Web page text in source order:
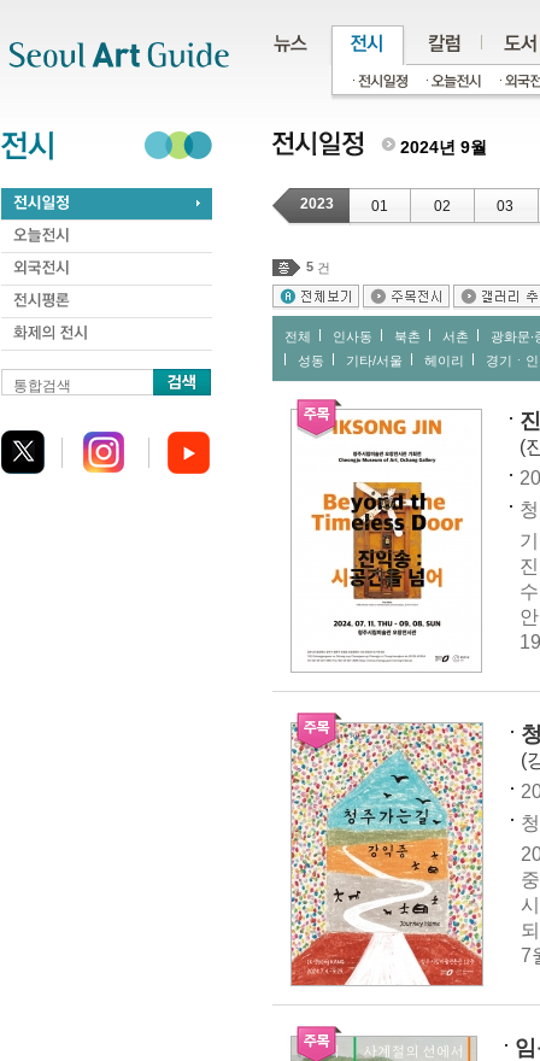
통합검색
2024년 9월
2023 01 02 03
5 건
전체 인사동 북촌 서촌
광화문∙
성동
기타/서울 헤이리 경기ㆍ
(
(
7